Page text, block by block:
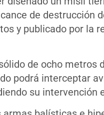
de destrucción
y publicado por la
de ocho metros
podrá interceptar
su intervención